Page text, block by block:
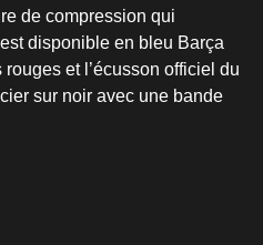
de compression qui
disponible en bleu Barça
et l’écusson officiel du
sur noir avec une bande